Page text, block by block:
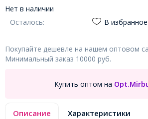
Нет в наличии
Осталось:
В избранное
Покупайте дешевле на нашем оптовом
Минимальный заказ 10000 руб.
Купить оптом на
Описание Характеристики